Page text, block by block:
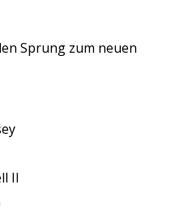
Sprung zum neuen
II